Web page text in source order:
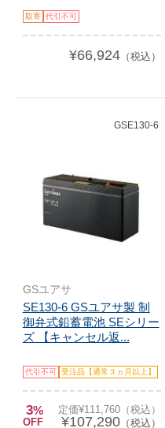
取寄 代引不可
¥66,924 （税込）
GSE130-6
GSユアサ
SE130-6 GSユアサ製 制
御弁式鉛蓄電池 SEシリー
ズ 【キャンセル返...
代引不可 受注品【通常３ヵ月以上】
3%
OFF
定価¥111,760（税込）
¥107,290 （税込）